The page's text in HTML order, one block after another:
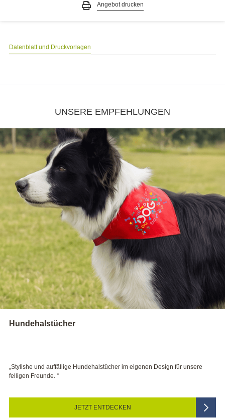
Angebot drucken
Datenblatt und Druckvorlagen
UNSERE EMPFEHLUNGEN
im eigenen Design für unsere
„Bei Hochzeit, Taufe und Co sorgen
JETZT